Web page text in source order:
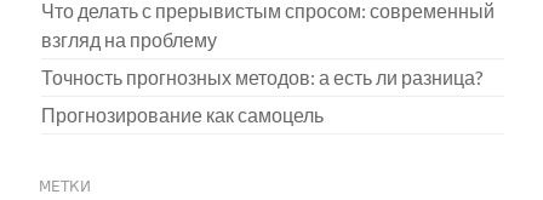
Что делать с прерывистым спросом: современный
взгляд на проблему
Точность прогнозных методов: а есть ли разница?
Прогнозирование как самоцель
МЕТКИ